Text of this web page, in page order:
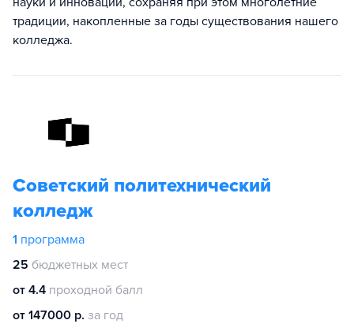
традиции, накопленные за годы существования нашего
колледжа.
Советский политехнический
колледж
1 программа
25 бюджетных мест
от 4.4 проходной балл
от 147000 р. за год